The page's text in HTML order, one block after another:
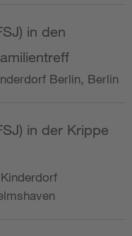
in den
Berlin, Berlin
in der Krippe